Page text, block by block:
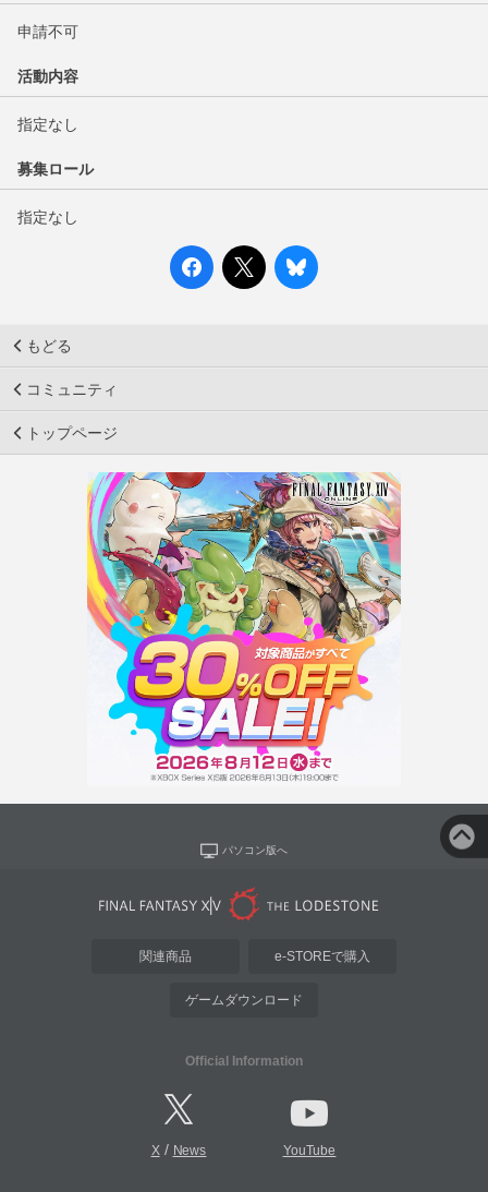
申請不可
活動内容
指定なし
募集ロール
指定なし
もどる
コミュニティ
トップページ
パソコン版へ
関連商品 e-STOREで購入
ゲームダウンロード
Official Information
X/ News YouTube